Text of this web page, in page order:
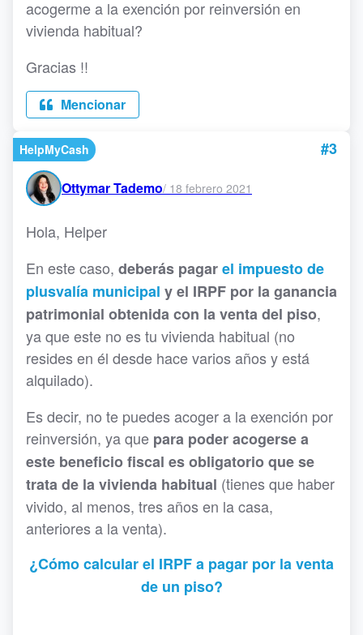
acogerme a la exención por reinversión en
vivienda habitual?
Gracias !!
Mencionar
HelpMyCash #3
Ottymar Tademo/ 18 febrero 2021
Hola, Helper
En este caso, deberás pagarel impuesto de
plusvalía municipal y el IRPF por la ganancia
patrimonial obtenida con la venta del piso,
ya que este no es tu vivienda habitual (no
resides en él desde hace varios años y está
alquilado).
Es decir, no te puedes acoger a la exención por
reinversión, ya que para poder acogerse a
este beneficio fiscal es obligatorio que se
trata de la vivienda habitual (tienes que haber
vivido, al menos, tres años en la casa,
anteriores a la venta).
¿Cómo calcular el IRPF a pagar por la venta
de un piso?